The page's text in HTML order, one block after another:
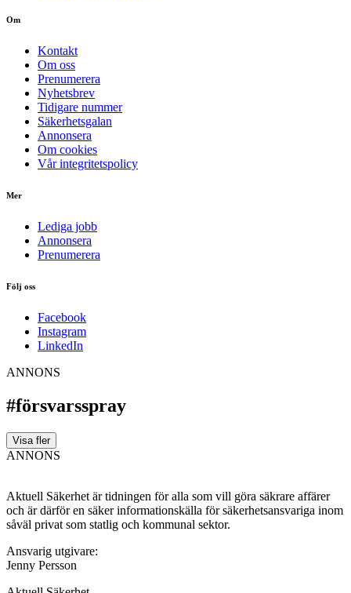
Om
Kontakt
Om oss
Prenumerera
Nyhetsbrev
Tidigare nummer
Säkerhetsgalan
Annonsera
Om cookies
Vår integritetspolicy
Mer
Lediga jobb
Annonsera
Prenumerera
Följ oss
Facebook
Instagram
LinkedIn
ANNONS
#försvarsspray
Visa fler
ANNONS
Aktuell Säkerhet är tidningen för alla som vill göra säkrare affärer
och är därför en säker informationskälla för säkerhets­ansvariga inom
såväl privat som statlig och kommunal sektor.
Ansvarig utgivare:
Jenny Persson